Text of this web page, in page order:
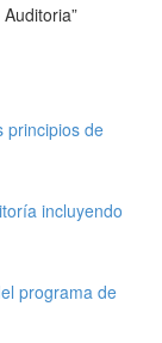
principios de
incluyendo
programa de